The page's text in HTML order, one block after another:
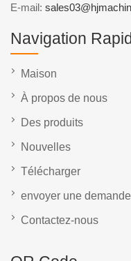
E-mail:
Navigation
Maison
À propos de nous
Des produits
Nouvelles
Télécharger
envoyer une demande
Contactez-nous